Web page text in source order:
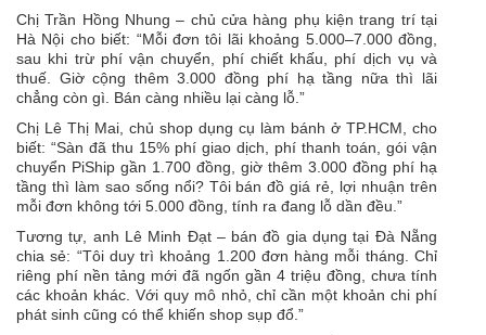
Chị Trần Hồng Nhung – chủ cửa hàng phụ kiện trang trí tại
Hà Nội cho biết: “Mỗi đơn tôi lãi khoảng 5.000–7.000 đồng,
sau khi trừ phí vận chuyển, phí chiết khấu, phí dịch vụ và
thuế. Giờ cộng thêm 3.000 đồng phí hạ tầng nữa thì lãi
chẳng còn gì. Bán càng nhiều lại càng lỗ.”
Chị Lê Thị Mai, chủ shop dụng cụ làm bánh ở TP.HCM, cho
biết: “Sàn đã thu 15% phí giao dịch, phí thanh toán, gói vận
chuyển PiShip gần 1.700 đồng, giờ thêm 3.000 đồng phí hạ
tầng thì làm sao sống nổi? Tôi bán đồ giá rẻ, lợi nhuận trên
mỗi đơn không tới 5.000 đồng, tính ra đang lỗ dần đều.”
Tương tự, anh Lê Minh Đạt – bán đồ gia dụng tại Đà Nẵng
chia sẻ: “Tôi duy trì khoảng 1.200 đơn hàng mỗi tháng. Chỉ
riêng phí nền tảng mới đã ngốn gần 4 triệu đồng, chưa tính
các khoản khác. Với quy mô nhỏ, chỉ cần một khoản chi phí
phát sinh cũng có thể khiến shop sụp đổ.”